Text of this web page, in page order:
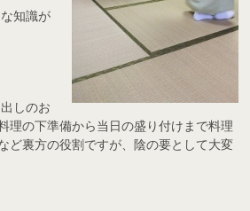
知識が
しのお
理の下準備から当日の盛り付けまで料理
ど裏方の役割ですが、陰の要として大変